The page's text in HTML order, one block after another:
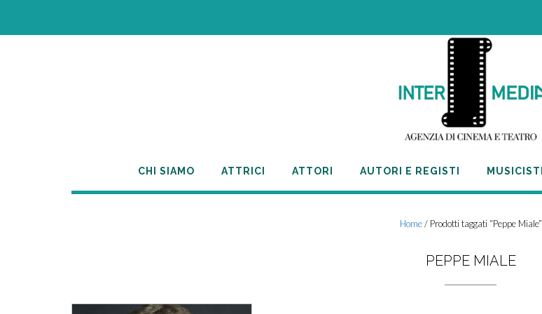
content
CHI SIAMO ATTRICI ATTORI AUTORI E REGISTI MUSICISTI
Home/ Prodotti taggati “Peppe Miale”
PEPPE MIALE